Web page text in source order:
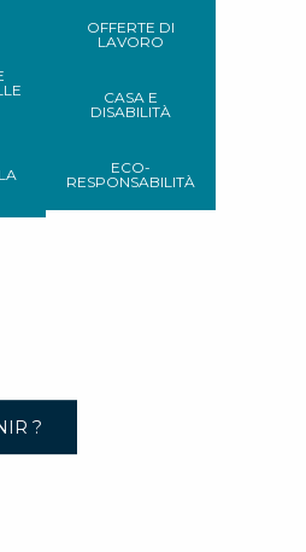
OFFERTE DI
LAVORO
CASA E
DISABILITÀ
ECO-
RESPONSABILITÀ
?